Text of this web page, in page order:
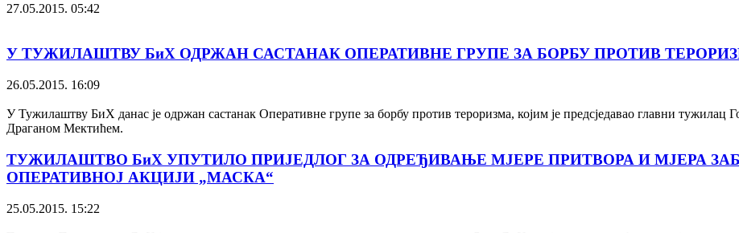
27.05.2015. 05:42
У ТУЖИЛАШТВУ БиХ ОДРЖАН САСТАНАК ОПЕРАТИВНЕ ГРУПЕ ЗА БОРБУ ПРОТИВ
26.05.2015. 16:09
У Тужилаштву БиХ данас је одржан састанак Оперативне групе за борбу против тероризма, којим је предсједавао главни тужилац
Драганом Мектићем.
ТУЖИЛАШТВО БиХ УПУТИЛО ПРИЈЕДЛОГ ЗА ОДРЕЂИВАЊЕ МЈЕРЕ ПРИТВОРА И МЈЕРА
ОПЕРАТИВНОЈ АКЦИЈИ „МАСКА“
25.05.2015. 15:22